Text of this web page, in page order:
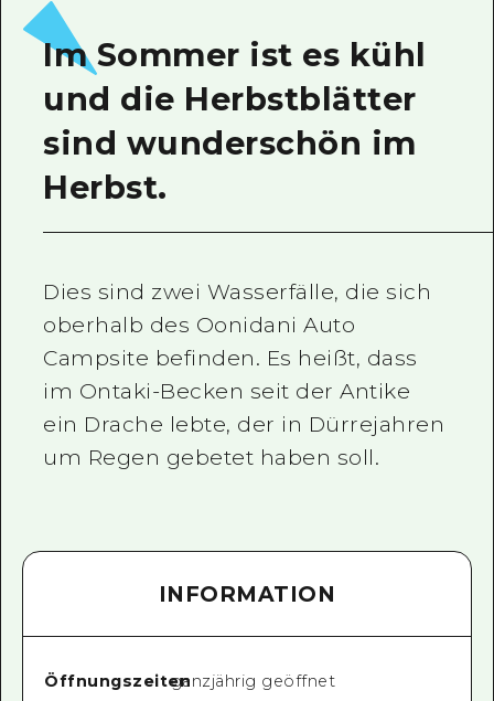
Im Sommer ist es kühl
und die Herbstblätter
sind wunderschön im
Herbst.
Dies sind zwei Wasserfälle, die sich
oberhalb des Oonidani Auto
Campsite befinden. Es heißt, dass
im Ontaki-Becken seit der Antike
ein Drache lebte, der in Dürrejahren
um Regen gebetet haben soll.
INFORMATION
Öffnungszeitenganzjährig geöffnet